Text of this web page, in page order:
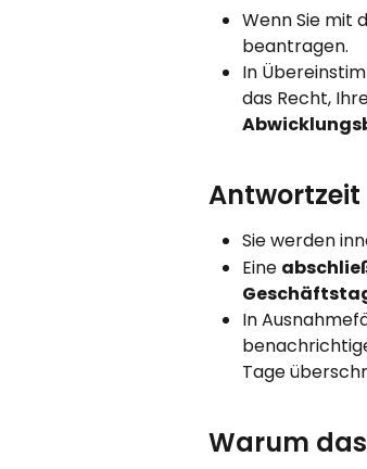
Wenn Sie mit
beantragen.
In
das Recht,
Antwortzeit
Sie werden
Eine
In
Tage
Warum